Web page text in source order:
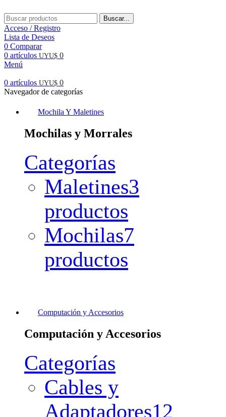
Buscar...
Acceso / Registro
Lista de Deseos
0 Comparar
0 artículos UYU$ 0
Menú
0 artículos UYU$ 0
Navegador de categorías
Mochila Y Maletines
Mochilas y Morrales
Categorías
Maletines3
productos
Mochilas7
productos
Computación y Accesorios
Computación y Accesorios
Categorías
Cables y
Adaptadores12